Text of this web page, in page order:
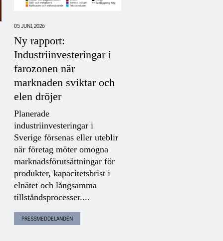
05 JUNI, 2026
Ny rapport:
Industriinvesteringar i
farozonen när
marknaden sviktar och
elen dröjer
Planerade
industriinvesteringar i
Sverige försenas eller uteblir
när företag möter omogna
marknadsförutsättningar för
produkter, kapacitetsbrist i
elnätet och långsamma
tillståndsprocesser....
PRESSMEDDELANDEN